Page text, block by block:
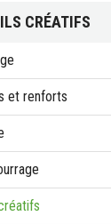
CRÉATIFS
et renforts